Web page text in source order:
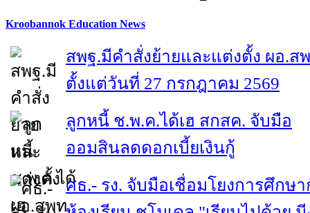
Kroobannok Education News
สพฐ.มีคำสั่งย้ายและแต่งตั้ง ผอ.ส
ตั้งแต่วันที่ 27 กรกฎาคม 2569
ลูกหนี้ ช.พ.ค.ได้เฮ สกสค. จับมือ
ออมสินลดดอกเบี้ยเงินกู้
ศธ.- รง. จับมือเชื่อมโยงการศึกษ